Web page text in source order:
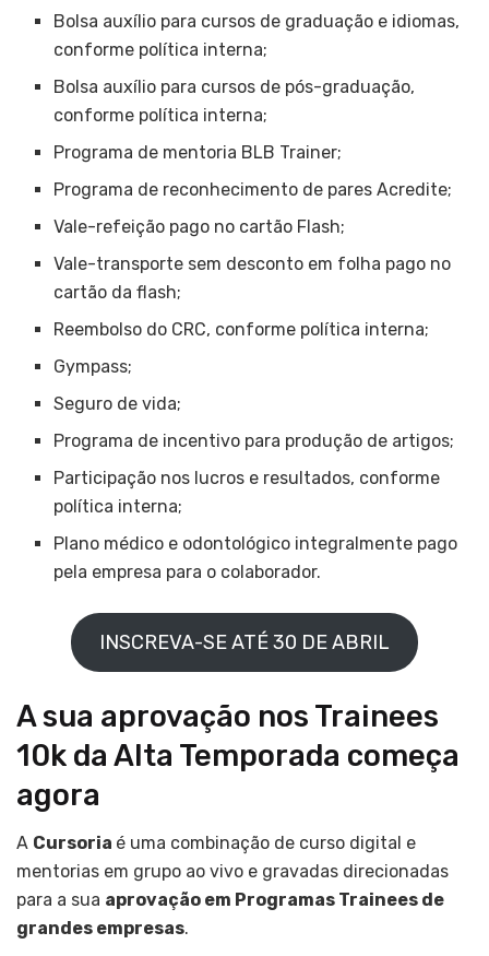
Bolsa auxílio para cursos de graduação e idiomas,
conforme política interna;
Bolsa auxílio para cursos de pós-graduação,
conforme política interna;
Programa de mentoria BLB Trainer;
Programa de reconhecimento de pares Acredite;
Vale-refeição pago no cartão Flash;
Vale-transporte sem desconto em folha pago no
cartão da flash;
Reembolso do CRC, conforme política interna;
Gympass;
Seguro de vida;
Programa de incentivo para produção de artigos;
Participação nos lucros e resultados, conforme
política interna;
Plano médico e odontológico integralmente pago
pela empresa para o colaborador.
INSCREVA-SE ATÉ 30 DE ABRIL
A sua aprovação nos Trainees
10k da Alta Temporada começa
agora
A Cursoria é uma combinação de curso digital e
mentorias em grupo ao vivo e gravadas direcionadas
para a sua aprovação em Programas Trainees de
grandes empresas.